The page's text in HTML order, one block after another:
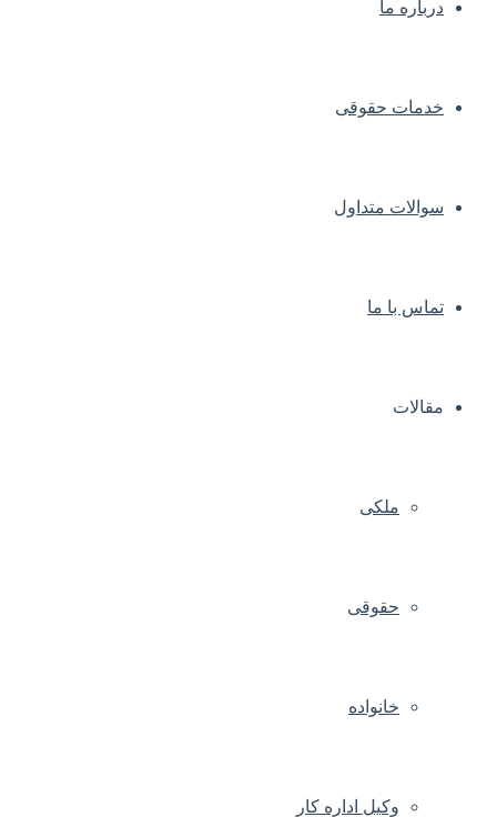
درباره ما
خدمات حقوقی
سوالات متداول
تماس با ما
مقالات
ملکی
حقوقی
خانواده
وکیل اداره کار